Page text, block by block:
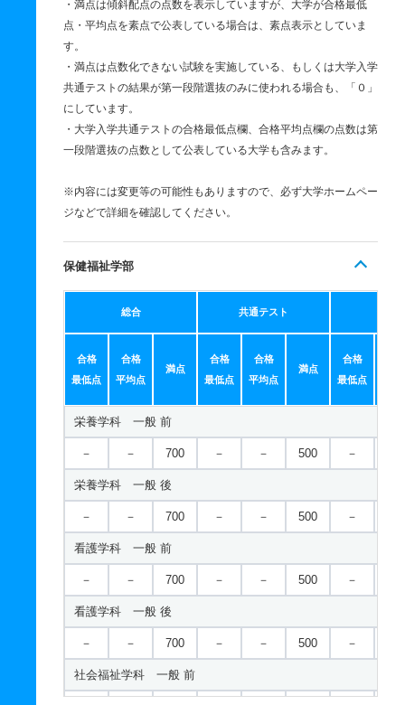
・満点は傾斜配点の点数を表示していますが、大学が合格最低
点・平均点を素点で公表している場合は、素点表示としていま
す。
・満点は点数化できない試験を実施している、もしくは大学入学
共通テストの結果が第一段階選抜のみに使われる場合も、「０」
にしています。
・大学入学共通テストの合格最低点欄、合格平均点欄の点数は第
一段階選抜の点数として公表している大学も含みます。
※内容には変更等の可能性もありますので、必ず大学ホームペー
ジなどで詳細を確認してください。
保健福祉学部
総合 共通テスト
合格
最低点
合格
平均点
満点
合格
最低点
合格
平均点
満点
合格
最低点
栄養学科 一般 前
－ － 700 － － 500 －
栄養学科 一般 後
－ － 700 － － 500 －
看護学科 一般 前
－ － 700 － － 500 －
看護学科 一般 後
－ － 700 － － 500 －
社会福祉学科 一般 前